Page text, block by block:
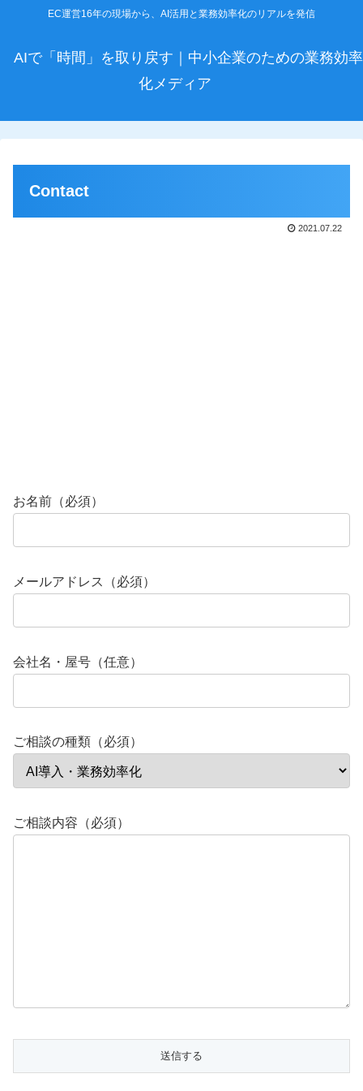
EC運営16年の現場から、AI活用と業務効率化のリアルを発信
AIで「時間」を取り戻す｜中小企業のための業務効率
化メディア
Contact
2021.07.22
お名前（必須）
メールアドレス（必須）
会社名・屋号（任意）
ご相談の種類（必須）
ご相談内容（必須）